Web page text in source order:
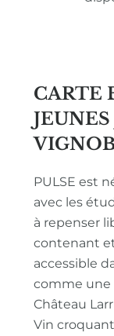
CARTE
JEUNES
PULSE est
avec les
à repenser
contenant
accessible
comme une
Château
Vin